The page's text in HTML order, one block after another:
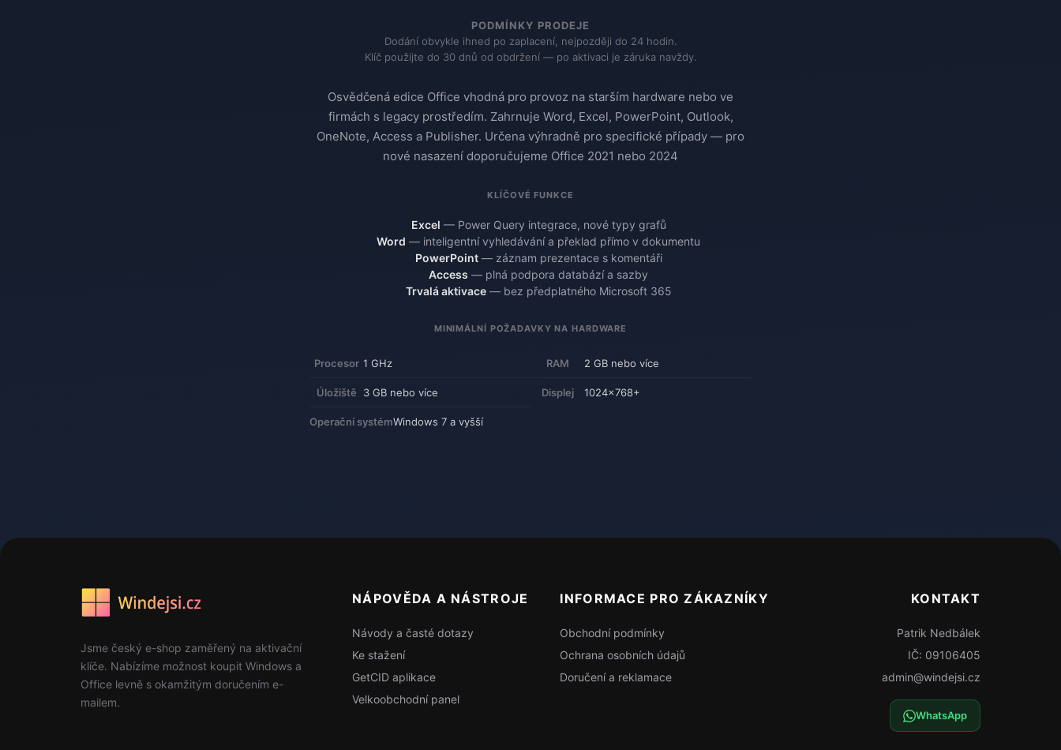
PODMÍNKY PRODEJE
Dodání obvykle ihned po zaplacení, nejpozději do 24 hodin.
Klíč použijte do 30 dnů od obdržení — po aktivaci je záruka navždy.
Osvědčená edice Office vhodná pro provoz na starším hardware nebo ve
firmách s legacy prostředím. Zahrnuje Word, Excel, PowerPoint, Outlook,
OneNote, Access a Publisher. Určena výhradně pro specifické případy — pro
nové nasazení doporučujeme Office 2021 nebo 2024
KLÍČOVÉ FUNKCE
Excel — Power Query integrace, nové typy grafů
Word — inteligentní vyhledávání a překlad přímo v dokumentu
PowerPoint— záznam prezentace s komentáři
Access — plná podpora databází a sazby
Trvalá aktivace— bez předplatného Microsoft 365
MINIMÁLNÍ POŽADAVKY NA HARDWARE
Procesor 1 GHz RAM 2 GB nebo více
Úložiště 3 GB nebo více Displej 1024×768+
Operační systémWindows 7 a vyšší
Jsme český e-shop zaměřený na aktivační
klíče. Nabízíme možnost koupit Windows a
Office levně s okamžitým doručením e-
mailem.
NÁPOVĚDA A NÁSTROJE
Návody a časté dotazy
Ke stažení
GetCID aplikace
Velkoobchodní panel
INFORMACE PRO ZÁKAZNÍKY
Obchodní podmínky
Ochrana osobních údajů
Doručení a reklamace
KONTAKT
Patrik Nedbálek
IČ: 09106405
admin@windejsi.cz
WhatsApp